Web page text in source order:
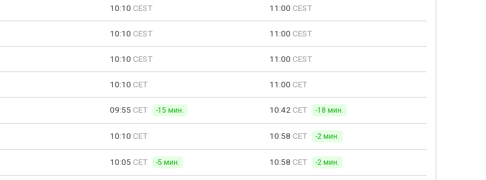
10:10 CEST 11:00 CEST
10:10 CEST 11:00 CEST
10:10 CEST 11:00 CEST
10:10 CET 11:00 CET
09:55 CET -15 мин. 10:42 CET -18 мин.
10:10 CET 10:58 CET -2 мин.
10:05 CET -5 мин. 10:58 CET -2 мин.